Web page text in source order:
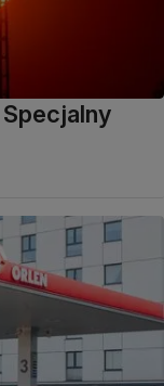
Specjalny